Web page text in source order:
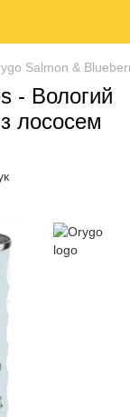
Salmon &
- Вологий
лососем